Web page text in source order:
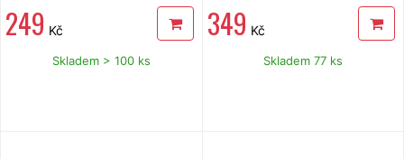
249 Kč
Skladem > 100 ks
349 Kč
Skladem 77 ks